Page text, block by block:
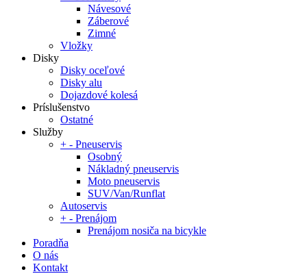
Návesové
Záberové
Zimné
Vložky
Disky
Disky oceľové
Disky alu
Dojazdové kolesá
Príslušenstvo
Ostatné
Služby
+ - Pneuservis
Osobný
Nákladný pneuservis
Moto pneuservis
SUV/Van/Runflat
Autoservis
+ - Prenájom
Prenájom nosiča na bicykle
Poradňa
O nás
Kontakt